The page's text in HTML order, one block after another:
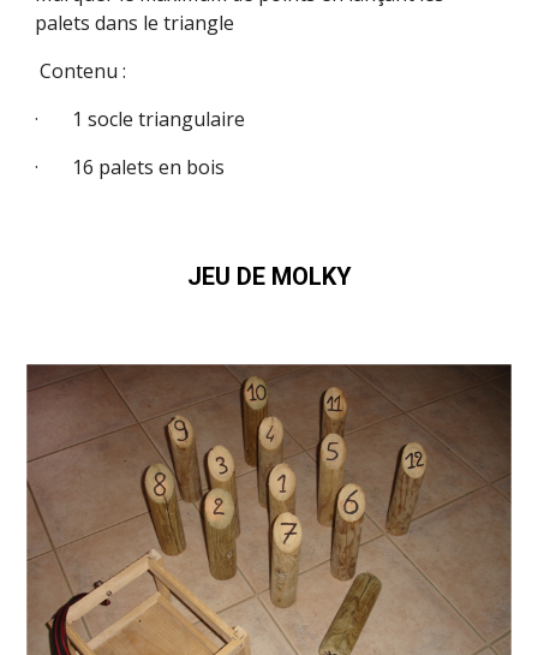
palets dans le triangle
Contenu :
· 1 socle triangulaire
· 16 palets en bois
JEU DE MOLKY